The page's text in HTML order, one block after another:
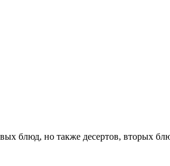
блюд, но также десертов, вторых